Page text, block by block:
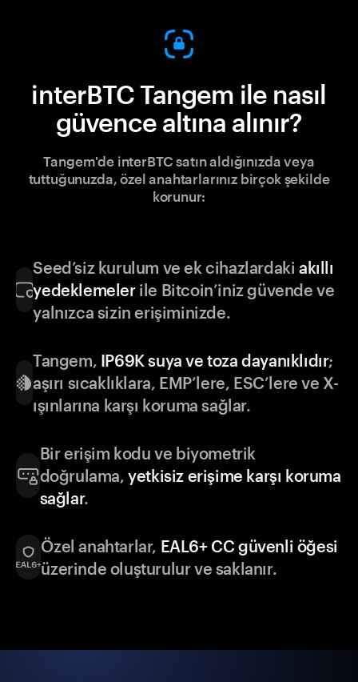
interBTC Tangem ile nasıl
güvence altına alınır?
Tangem'de interBTC satın aldığınızda veya
tuttuğunuzda, özel anahtarlarınız birçok şekilde
korunur:
Seed’siz kurulum ve ek cihazlardakiakıllı
yedeklemelerile Bitcoin’iniz güvende ve
yalnızca sizin erişiminizde.
Tangem, IP69K suya ve toza dayanıklıdır;
aşırı sıcaklıklara, EMP’lere, ESC’lere ve X-
ışınlarına karşı koruma sağlar.
Bir erişim kodu ve biyometrik
doğrulama,yetkisiz erişime karşı koruma
sağlar.
Özel anahtarlar, EAL6+ CC güvenli öğesi
üzerinde oluşturulur ve saklanır.